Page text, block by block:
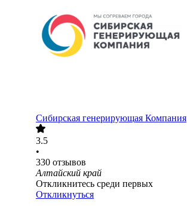
Сибирская генерирующая Компания
3.5
•
330 отзывов
Алтайский край
Откликнитесь среди первых
Откликнуться